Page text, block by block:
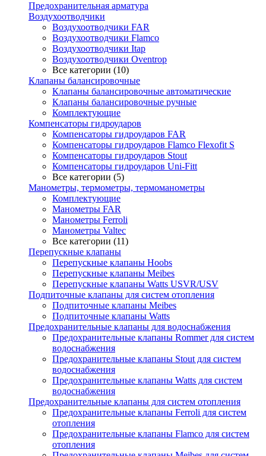
Предохранительная арматура
Воздухоотводчики
Воздухоотводчики FAR
Воздухоотводчики Flamco
Воздухоотводчики Itap
Воздухоотводчики Oventrop
Все категории (10)
Клапаны балансировочные
Клапаны балансировочные автоматические
Клапаны балансировочные ручные
Комплектующие
Компенсаторы гидроударов
Компенсаторы гидроударов FAR
Компенсаторы гидроударов Flamco Flexofit S
Компенсаторы гидроударов Stout
Компенсаторы гидроударов Uni-Fitt
Все категории (5)
Манометры, термометры, термоманометры
Комплектующие
Манометры FAR
Манометры Ferroli
Манометры Valtec
Все категории (11)
Перепускные клапаны
Перепускные клапаны Hoobs
Перепускные клапаны Meibes
Перепускные клапаны Watts USVR/USV
Подпиточные клапаны для систем отопления
Подпиточные клапаны Meibes
Подпиточные клапаны Watts
Предохранительные клапаны для водоснабжения
Предохранительные клапаны Rommer для систем
водоснабжения
Предохранительные клапаны Stout для систем
водоснабжения
Предохранительные клапаны Watts для систем
водоснабжения
Предохранительные клапаны для систем отопления
Предохранительные клапаны Ferroli для систем
отопления
Предохранительные клапаны Flamco для систем
отопления